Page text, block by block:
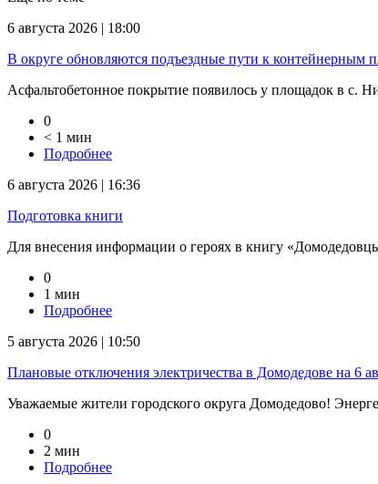
6 августа 2026 | 18:00
В округе обновляются подъездные пути к контейнерным
Асфальтобетонное покрытие появилось у площадок в с.
0
< 1 мин
Подробнее
6 августа 2026 | 16:36
Подготовка книги
Для внесения информации о героях в книгу
0
1 мин
Подробнее
5 августа 2026 | 10:50
Плановые отключения электричества в Домодедове на 6
Уважаемые жители городского округа Домодедово!
0
2 мин
Подробнее